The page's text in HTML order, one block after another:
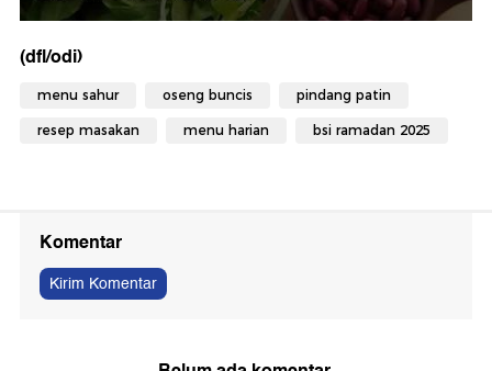
(dfl/odi)
menu sahur oseng buncis pindang patin
resep masakan menu harian bsi ramadan 2025
Komentar
Kirim Komentar